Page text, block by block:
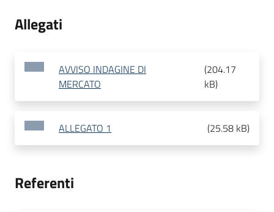
Allegati
AVVISO INDAGINE DI
MERCATO
(204.17
kB)
ALLEGATO 1 (25.58 kB)
Referenti